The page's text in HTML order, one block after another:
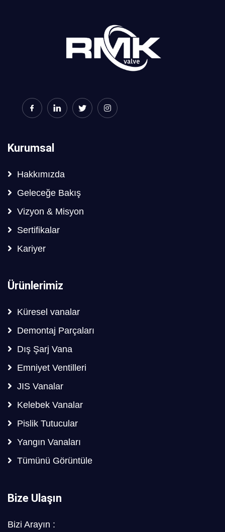
Kurumsal
Hakkımızda
Geleceğe Bakış
Vizyon & Misyon
Sertifikalar
Kariyer
Ürünlerimiz
Küresel vanalar
Demontaj Parçaları
Dış Şarj Vana
Emniyet Ventilleri
JIS Vanalar
Kelebek Vanalar
Pislik Tutucular
Yangın Vanaları
Tümünü Görüntüle
Bize Ulaşın
Bizi Arayın :